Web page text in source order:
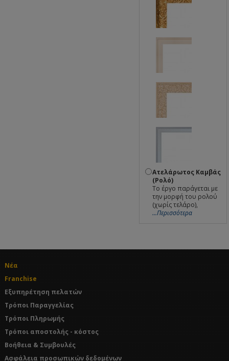
Ατελάρωτος Καμβάς
(Ρολό)
Το έργο παράγεται με
την μορφή του ρολού
(χωρίς τελάρο),
...Περισσότερα
Νέα
Franchise
Εξυπηρέτηση πελατών
Τρόποι Παραγγελίας
Τρόποι Πληρωμής
Τρόποι αποστολής - κόστος
Βοήθεια & Συμβουλές
Ασφάλεια προσωπικών δεδομένων